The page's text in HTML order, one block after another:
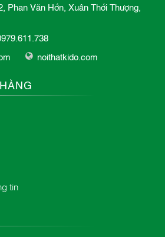
Phan Văn Hớn, Xuân Thới Thượng,
noithatkido.com
tin